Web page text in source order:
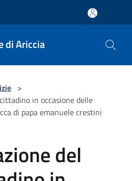
di Ariccia
>
in occasione delle
di papa emanuele crestini
del